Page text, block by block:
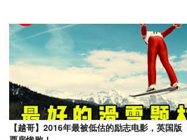
【越哥】2016年最被低估的励志电影，英国